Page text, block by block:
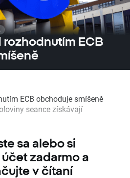
rozhodnutím ECB
ECB obchoduje smíšeně
seance získávají
sa alebo si
zadarmo a
v čítaní